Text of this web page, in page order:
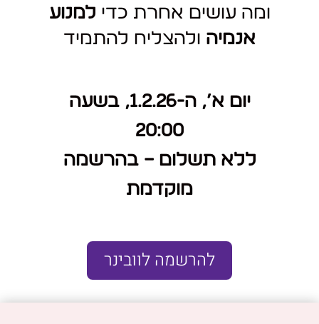
ומה עושים אחרת כדי למנוע
אנמיה ולהצליח להתמיד
יום א’, ה-1.2.26, בשעה
20:00
ללא תשלום – בהרשמה
מוקדמת
להרשמה לוובינר